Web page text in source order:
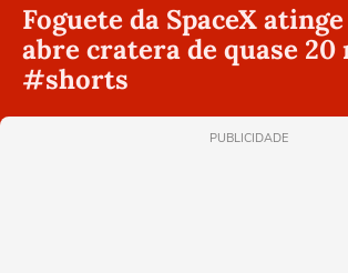
Foguete da SpaceX
abre cratera de quase 20
#shorts
PUBLICIDADE